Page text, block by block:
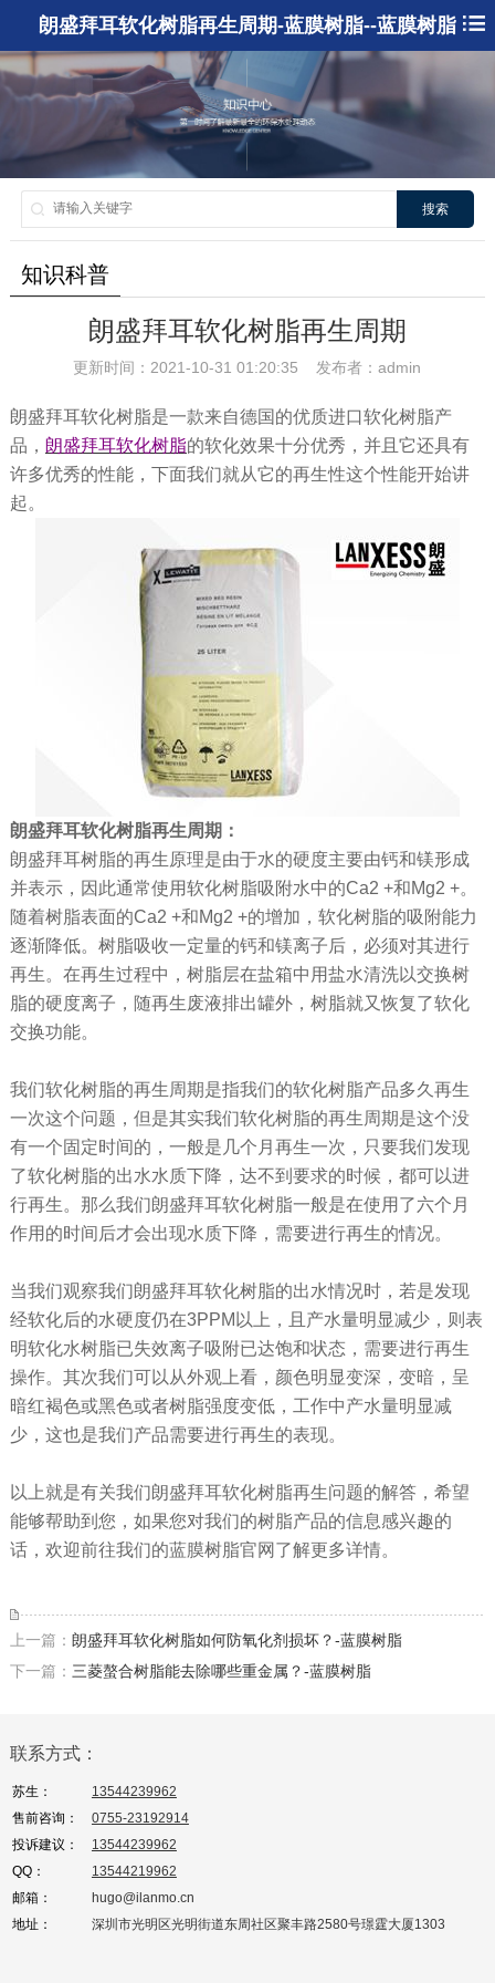
朗盛拜耳软化树脂再生周期-蓝膜树脂--蓝膜树脂
搜索
知识科普
朗盛拜耳软化树脂再生周期
更新时间：2021-10-31 01:20:35 发布者：admin
朗盛拜耳软化树脂是一款来自德国的优质进口软化树脂产
品， 朗盛拜耳软化树脂的软化效果十分优秀，并且它还具有
许多优秀的性能，下面我们就从它的再生性这个性能开始讲
起。
朗盛拜耳软化树脂再生周期：
朗盛拜耳树脂的再生原理是由于水的硬度主要由钙和镁形成
并表示，因此通常使用软化树脂吸附水中的Ca2 +和Mg2 +。
随着树脂表面的Ca2 +和Mg2 +的增加，软化树脂的吸附能力
逐渐降低。树脂吸收一定量的钙和镁离子后，必须对其进行
再生。在再生过程中，树脂层在盐箱中用盐水清洗以交换树
脂的硬度离子，随再生废液排出罐外，树脂就又恢复了软化
交换功能。
我们软化树脂的再生周期是指我们的软化树脂产品多久再生
一次这个问题，但是其实我们软化树脂的再生周期是这个没
有一个固定时间的，一般是几个月再生一次，只要我们发现
了软化树脂的出水水质下降，达不到要求的时候，都可以进
行再生。那么我们朗盛拜耳软化树脂一般是在使用了六个月
作用的时间后才会出现水质下降，需要进行再生的情况。
当我们观察我们朗盛拜耳软化树脂的出水情况时，若是发现
经软化后的水硬度仍在3PPM以上，且产水量明显减少，则表
明软化水树脂已失效离子吸附已达饱和状态，需要进行再生
操作。其次我们可以从外观上看，颜色明显变深，变暗，呈
暗红褐色或黑色或者树脂强度变低，工作中产水量明显减
少，这也是我们产品需要进行再生的表现。
以上就是有关我们朗盛拜耳软化树脂再生问题的解答，希望
能够帮助到您，如果您对我们的树脂产品的信息感兴趣的
话，欢迎前往我们的蓝膜树脂官网了解更多详情。
上一篇： 朗盛拜耳软化树脂如何防氧化剂损坏？-蓝膜树脂
下一篇： 三菱螯合树脂能去除哪些重金属？-蓝膜树脂
联系方式：
苏生：
13544239962
售前咨询：
0755-23192914
投诉建议：
13544239962
QQ：
13544219962
邮箱：
hugo@ilanmo.cn
地址：
深圳市光明区光明街道东周社区聚丰路2580号璟霆大厦1303